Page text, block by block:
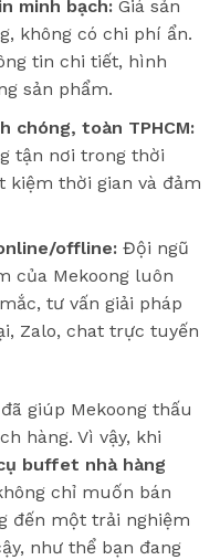
minh bạch:Giá sản
không có chi phí ẩn.
tin chi tiết, hình
sản phẩm.
chóng, toàn TPHCM:
tận nơi trong thời
kiệm thời gian và đảm
offline:Đội ngũ
của Mekoong luôn
tư vấn giải pháp
Zalo, chat trực tuyến
giúp Mekoong thấu
hàng. Vì vậy, khi
buffet nhà hàng
chỉ muốn bán
đến một trải nghiệm
như thể bạn đang